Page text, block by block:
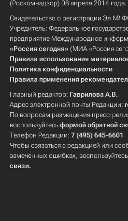
(Роскомнадзор) 08 апреля 2014 года.
Свидетельство о регистрации Эл №
Учредитель: Федеральное
предприятие Международное
«Россия сегодня» (МИА «Россия
Правила использования
Политика конфиденциальности
Правила применения
Главный редактор: Гаврилова А.В.
Адрес электронной почты Редакции:
По вопросам размещения пресс-
воспользуйтесьформой обратной
Телефон Редакции: 7 (495) 645-6601
Чтобы связаться с редакцией или
замеченных ошибках, воспользуйтесь
связи.